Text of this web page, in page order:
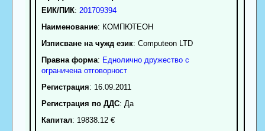
ЕИК/ПИК: 201709394
Наименование: КОМПЮТЕОН
Изписване на чужд език: Computeon LTD
Правна форма: Еднолично дружество с
ограничена отговорност
Регистрация: 16.09.2011
Регистрация по ДДС: Да
Капитал: 19838.12 €